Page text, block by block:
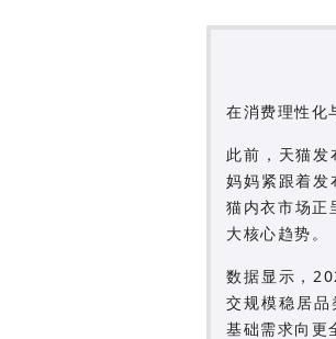
在消费理性化
此前，天猫
妈妈紧跟着
猫内衣市场正
大核心趋势。
数据显示，
交规模稳居
基础需求向更